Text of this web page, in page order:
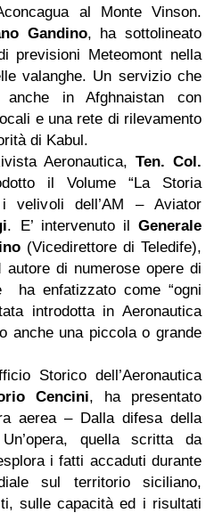
al Monte Vinson.
Gandino, ha sottolineato
previsioni Meteomont nella
valanghe. Un servizio che
in Afghnaistan con
e una rete di rilevamento
di Kabul.
Aeronautica, Ten. Col.
il Volume “La Storia
i velivoli dell’AM – Aviator
. E’ intervenuto ilGenerale
(Vicedirettore di Teledife),
di numerose opere di
ha enfatizzato come “ogni
introdotta in Aeronautica
anche una piccola o grande
Storico dell’Aeronautica
Cencini, ha presentato
aerea – Dalla difesa della
quella scritta da
i fatti accaduti durante
sul territorio siciliano,
sulle capacità ed i risultati